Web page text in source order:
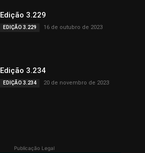
Edição 3.229
EDIÇÃO 3.229 16 de outubro de 2023
Edição 3.234
EDIÇÃO 3.234 20 de novembro de 2023
Publicação Legal